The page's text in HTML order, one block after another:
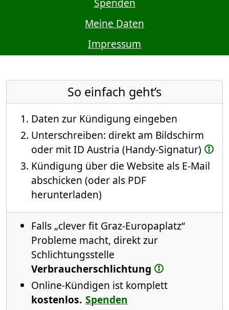
Meine Daten
Impressum
So einfach geht’s
Daten zur Kündigung eingeben
Unterschreiben: direkt am Bildschirm
oder mit ID Austria (Handy-Signatur)
Kündigung über die Website als E-Mail
abschicken (oder als PDF
herunterladen)
Falls „clever fit Graz-Europaplatz“
Probleme macht, direkt zur
Schlichtungsstelle
Verbraucherschlichtung
Online-Kündigen ist komplett
kostenlos. Spenden